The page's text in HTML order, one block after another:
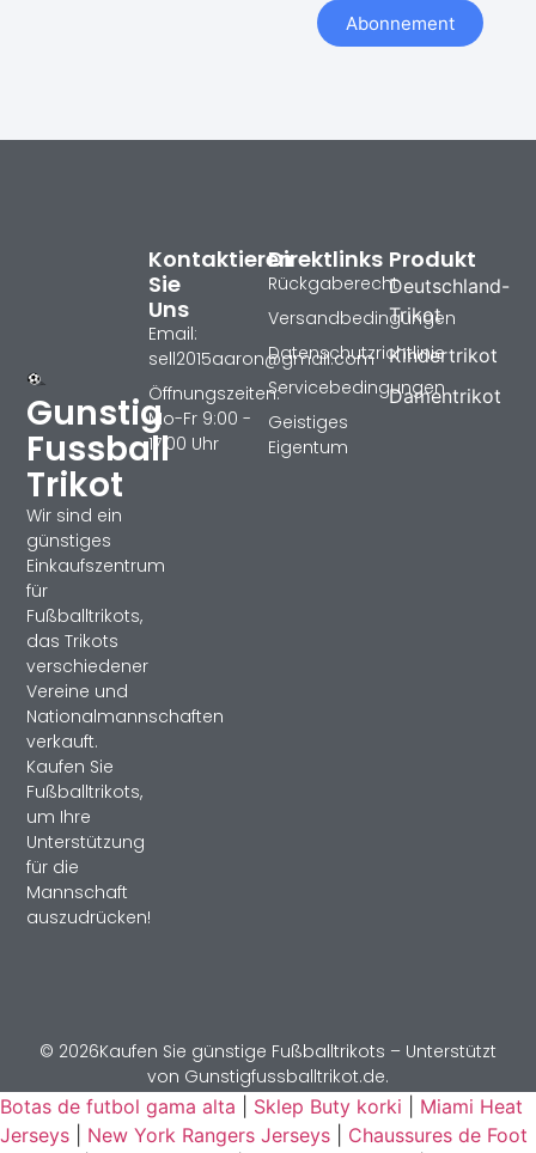
Abonnement
Gunstig
Fussball
Trikot
Wir sind ein
günstiges
Einkaufszentrum
für
Fußballtrikots,
das Trikots
verschiedener
Vereine und
Nationalmannschaften
verkauft.
Kaufen Sie
Fußballtrikots,
um Ihre
Unterstützung
für die
Mannschaft
auszudrücken!
Produkt
Deutschland-
Trikot
Kindertrikot
Damentrikot
Direktlinks
Rückgaberecht
Versandbedingungen
Datenschutzrichtlinie
Servicebedingungen
Geistiges
Eigentum
Kontaktieren
Sie
Uns
Email:
sell2015aaron@gmail.com
Öffnungszeiten:
Mo-Fr 9:00 -
17:00 Uhr
© 2026Kaufen Sie günstige Fußballtrikots – Unterstützt
von Gunstigfussballtrikot.de.
Botas de futbol gama alta
Sklep Buty korki
Miami Heat
Jerseys
New York Rangers Jerseys
Chaussures de Foot